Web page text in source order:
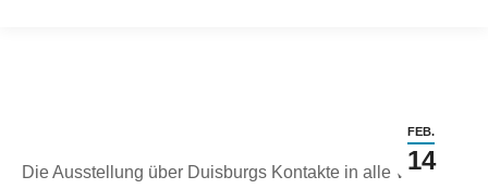
FEB.
14
Die Ausstellung über Duisburgs Kontakte in alle Welt